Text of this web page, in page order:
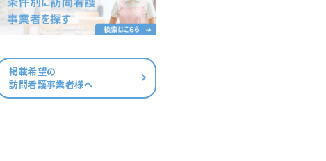
掲載希望の
訪問看護事業者様へ